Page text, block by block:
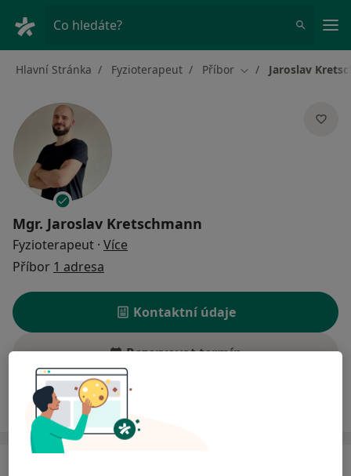
Co hledáte?
Hlavní Stránka Fyzioterapeut Příbor Změna města
Jaroslav
Mgr. Jaroslav Kretschmann
Fyzioterapeut · Více
Příbor 1 adresa
Kontaktní údaje
Rezervovat termín
Zkušenosti